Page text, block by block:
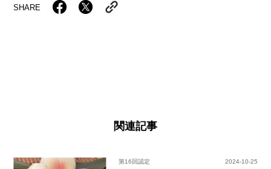
SHARE
関連記事
第16回認定 2024-10-25